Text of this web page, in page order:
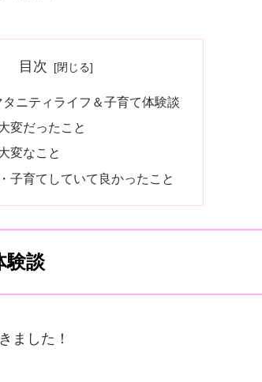
目次
ニティライフ＆子育て体験談
変だったこと
変なこと
子育てしていて良かったこと
験談
ました！